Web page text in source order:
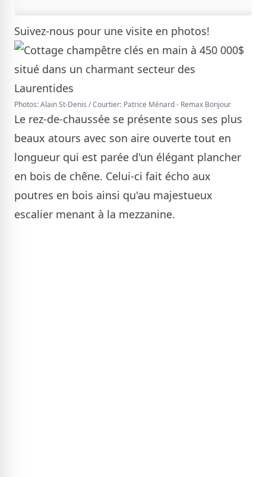
Suivez-nous pour une visite en photos!
Photos: Alain St-Denis / Courtier: Patrice Ménard - Remax Bonjour
Le rez-de-chaussée se présente sous ses plus
beaux atours avec son aire ouverte tout en
longueur qui est parée d'un élégant plancher
en bois de chêne. Celui-ci fait écho aux
poutres en bois ainsi qu'au majestueux
escalier menant à la mezzanine.